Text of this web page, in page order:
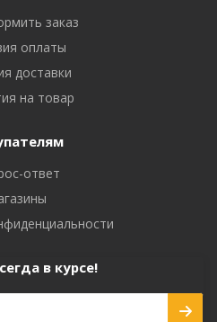
заказ
оплаты
доставки
на товар
ответ
в курсе!